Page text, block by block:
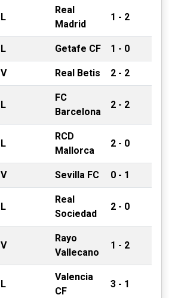
L
Real
Madrid
1 - 2
L Getafe CF 1 - 0
V Real Betis 2 - 2
L
FC
Barcelona
2 - 2
L
RCD
Mallorca
2 - 0
V Sevilla FC 0 - 1
L
Real
Sociedad
2 - 0
V
Rayo
Vallecano
1 - 2
L
Valencia
CF
3 - 1